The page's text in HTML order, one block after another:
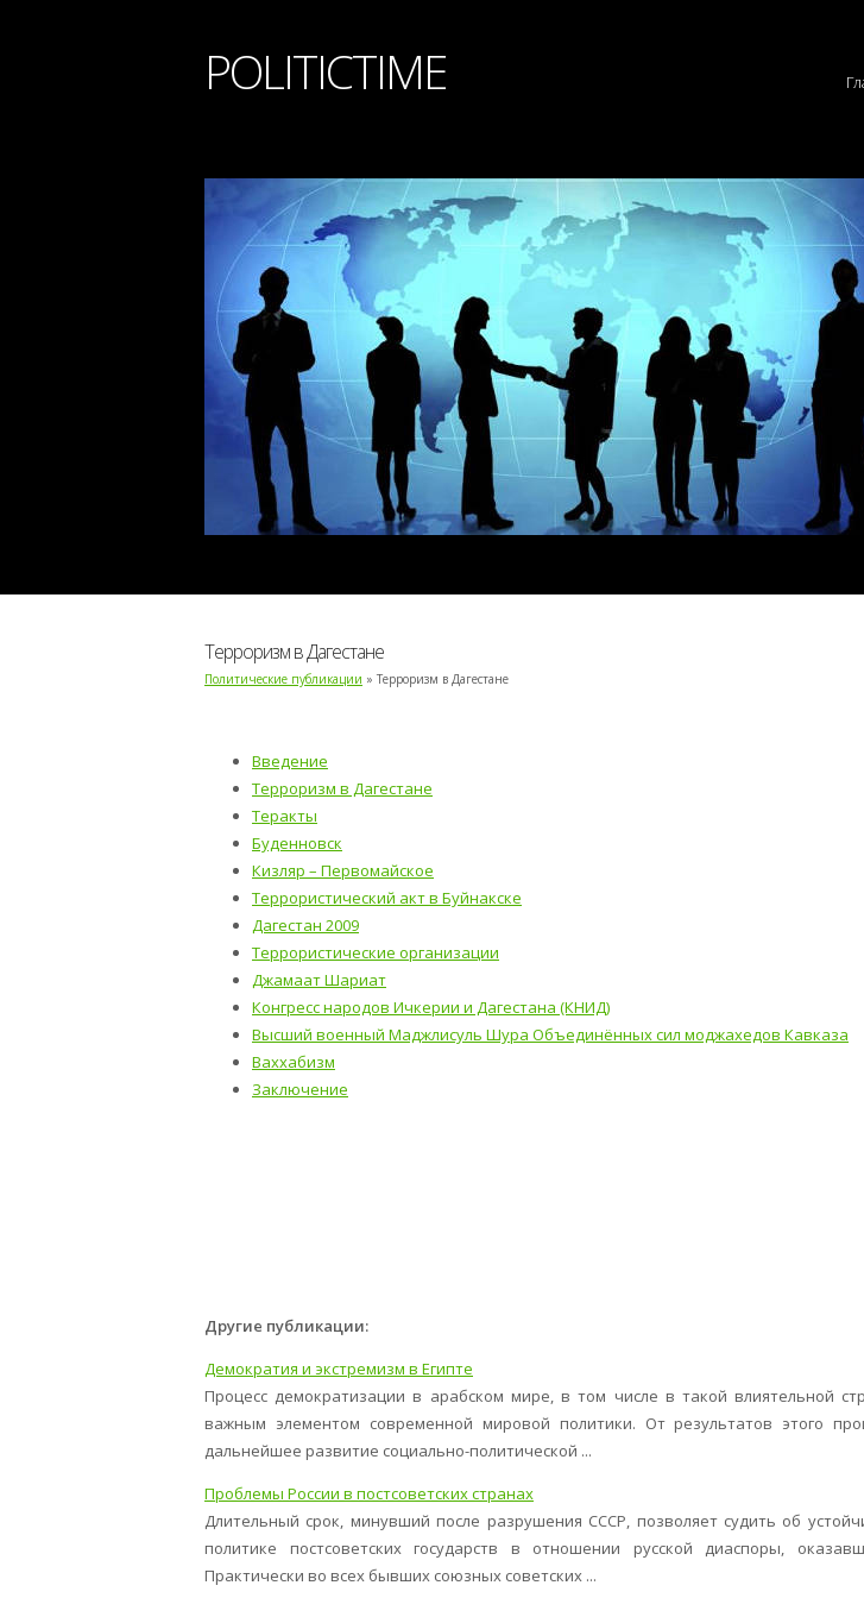
POLITICTIME
Терроризм в Дагестане
Политические публикации » Терроризм в Дагестане
Введение
Терроризм в Дагестане
Теракты
Буденновск
Кизляр – Первомайское
Террористический акт в Буйнакске
Дагестан 2009
Террористические организации
Джамаат Шариат
Конгресс народов Ичкерии и Дагестана (КНИД)
Высший военный Маджлисуль Шура Объединённых сил моджахедов Кавказа
Ваххабизм
Заключение
Другие публикации:
Демократия и экстремизм в Египте
Процесс демократизации в арабском мире, в том числе в такой влиятельной
важным элементом современной мировой политики. От результатов этого
дальнейшее развитие социально-политической ...
Проблемы России в постсоветских странах
Длительный срок, минувший после разрушения СССР, позволяет судить об
политике постсоветских государств в отношении русской диаспоры,
Практически во всех бывших союзных советских ...